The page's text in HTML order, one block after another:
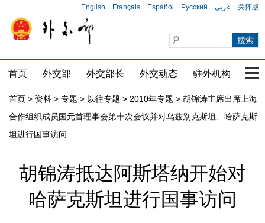
English Français Español Русский عربي 关怀版
首页 外交部 外交部长 外交动态 驻外机构 国
首页 > 资料 > 专题 > 以往专题 > 2010年专题 > 胡锦涛主席出席上海
合作组织成员国元首理事会第十次会议并对乌兹别克斯坦、哈萨克斯
坦进行国事访问
胡锦涛抵达阿斯塔纳开始对
哈萨克斯坦进行国事访问